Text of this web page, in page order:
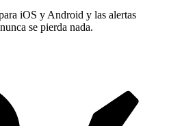
iOS y Android y las alertas
se pierda nada.